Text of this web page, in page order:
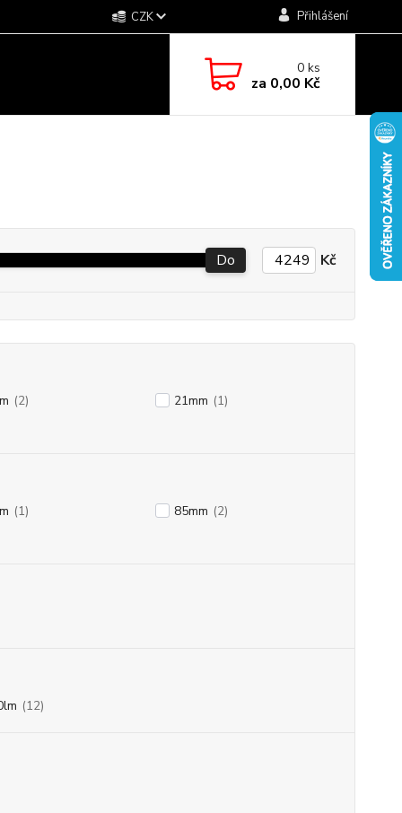
CZK Přihlášení
0ks
za 0,00 Kč
Do Kč
(2) 21mm (1)
(1) 85mm (2)
(12)